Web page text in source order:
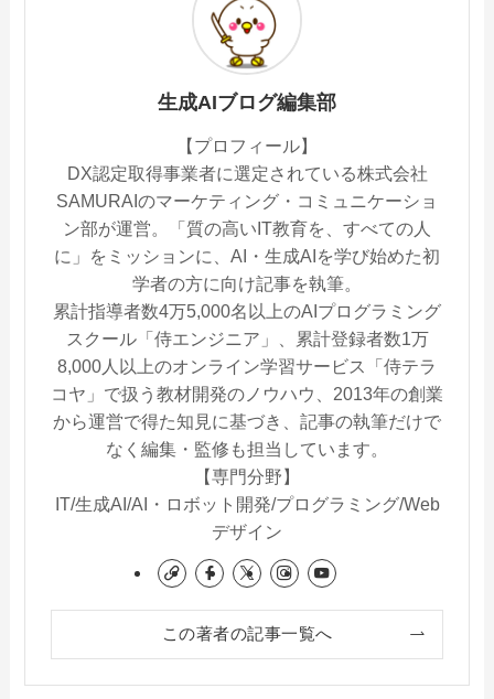
生成AIブログ編集部
【プロフィール】
DX認定取得事業者に選定されている株式会社
SAMURAIのマーケティング・コミュニケーショ
ン部が運営。「質の高いIT教育を、すべての人
に」をミッションに、AI・生成AIを学び始めた初
学者の方に向け記事を執筆。
累計指導者数4万5,000名以上のAIプログラミング
スクール「侍エンジニア」、累計登録者数1万
8,000人以上のオンライン学習サービス「侍テラ
コヤ」で扱う教材開発のノウハウ、2013年の創業
から運営で得た知見に基づき、記事の執筆だけで
なく編集・監修も担当しています。
【専門分野】
IT/生成AI/AI・ロボット開発/プログラミング/Web
デザイン
この著者の記事一覧へ